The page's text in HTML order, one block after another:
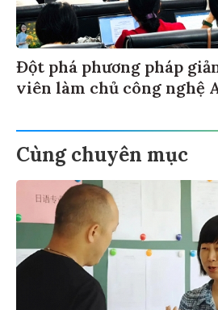
Đột phá phương pháp
viên làm chủ công nghệ
Cùng chuyên mục